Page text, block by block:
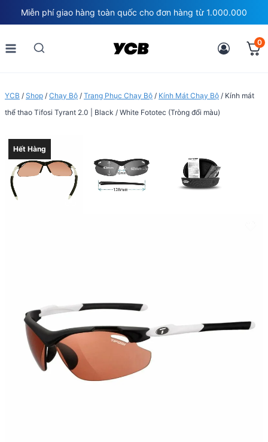
to
content
Miễn phí giao hàng toàn quốc cho đơn hàng từ 1.000.000
0
YCB / Shop / Chạy Bộ / Trang Phục Chạy Bộ / Kính Mát Chạy Bộ / Kính mát
thể thao Tifosi Tyrant 2.0 | Black / White Fototec (Tròng đổi màu)
Hết Hàng